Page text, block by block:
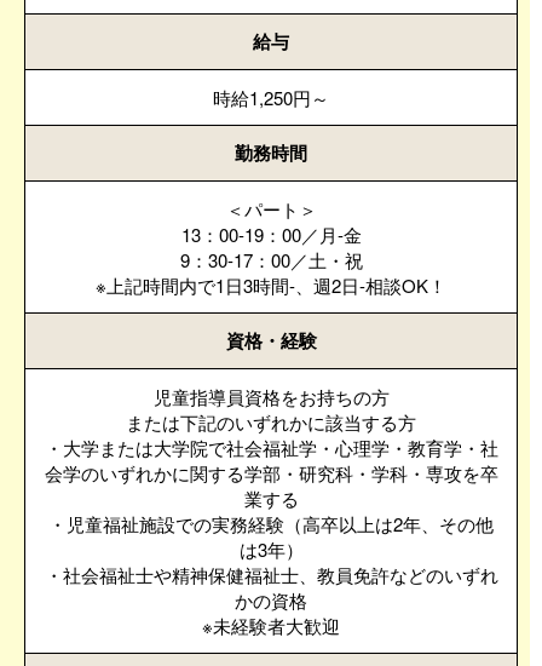
給与
時給1,250円～
勤務時間
＜パート＞
13：00-19：00／月-金
9：30-17：00／土・祝
※上記時間内で1日3時間-、週2日-相談OK！
資格・経験
児童指導員資格をお持ちの方
または下記のいずれかに該当する方
・大学または大学院で社会福祉学・心理学・教育学・社
会学のいずれかに関する学部・研究科・学科・専攻を卒
業する
・児童福祉施設での実務経験（高卒以上は2年、その他
は3年）
・社会福祉士や精神保健福祉士、教員免許などのいずれ
かの資格
※未経験者大歓迎